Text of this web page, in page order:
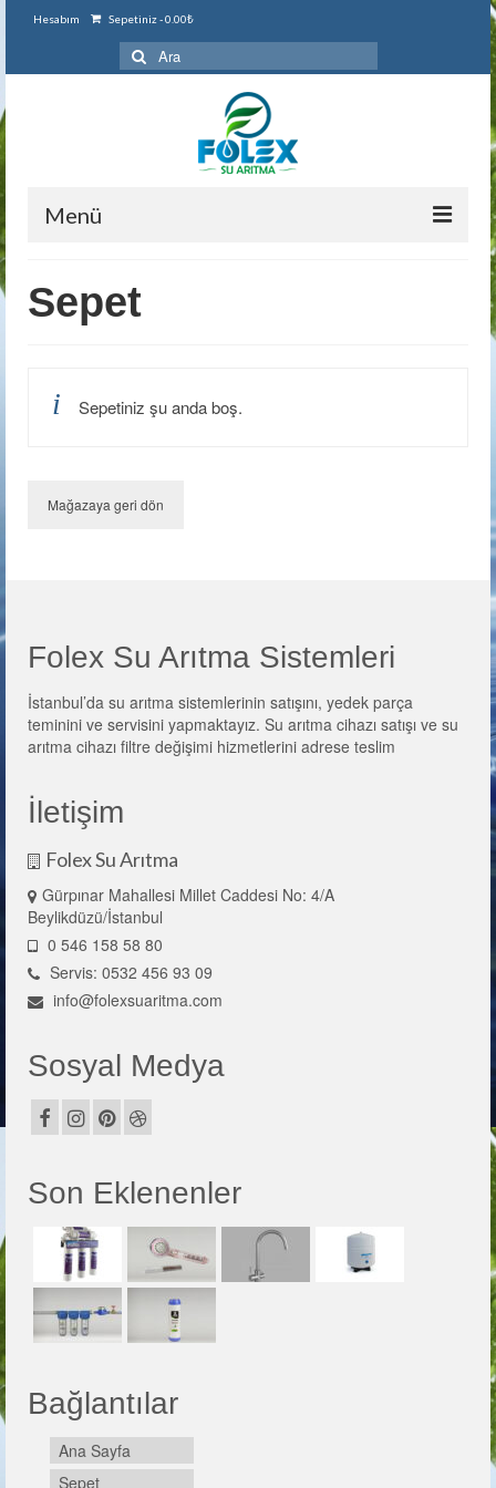
Hesabım Sepetiniz-0.00₺
Şunu
ara:
Menü
Hakkımızda
Ürünlerimiz
Bina Ana Giriş Tipi
Su Arıtma Tankları
İletişim
Sepet
Sepetiniz şu anda boş.
Mağazaya geri dön
Folex Su Arıtma Sistemleri
İstanbul’da su arıtma sistemlerinin satışını, yedek parça
teminini ve servisini yapmaktayız. Su arıtma cihazı satışı ve su
arıtma cihazı filtre değişimi hizmetlerini adrese teslim
İletişim
Folex Su Arıtma
Gürpınar Mahallesi Millet Caddesi No: 4/A
Beylikdüzü/İstanbul
0 546 158 58 80
Servis: 0532 456 93 09
info@folexsuaritma.com
Sosyal Medya
Son Eklenenler
Bağlantılar
Ana Sayfa
Sepet